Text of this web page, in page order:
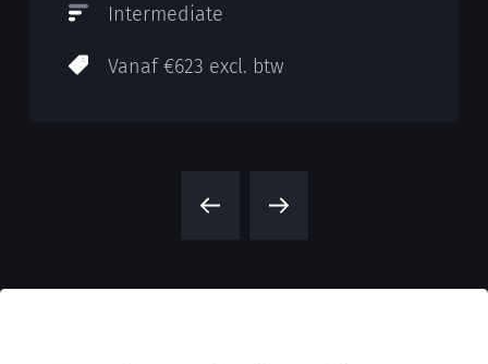
Intermediate
Vanaf €623 excl. btw